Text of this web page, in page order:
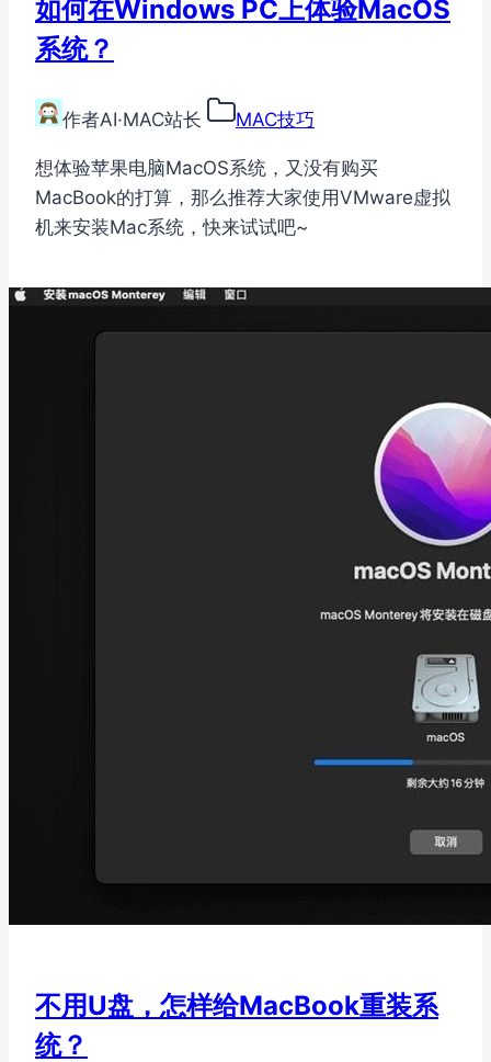
如何在Windows PC上体验MacOS
系统？
作者AI·MAC站长 MAC技巧
想体验苹果电脑MacOS系统，又没有购买
MacBook的打算，那么推荐大家使用VMware虚拟
机来安装Mac系统，快来试试吧~
不用U盘，怎样给MacBook重装系
统？